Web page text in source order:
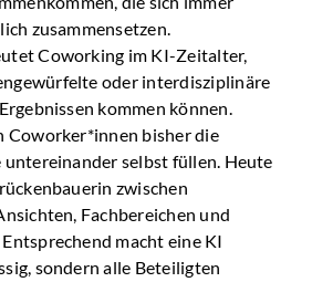
zusammensetzen.
Coworking im KI-Zeitalter,
oder interdisziplinäre
kommen können.
Coworker*innen bisher die
untereinander selbst füllen. Heute
zwischen
Fachbereichen und
macht eine KI
sondern alle Beteiligten